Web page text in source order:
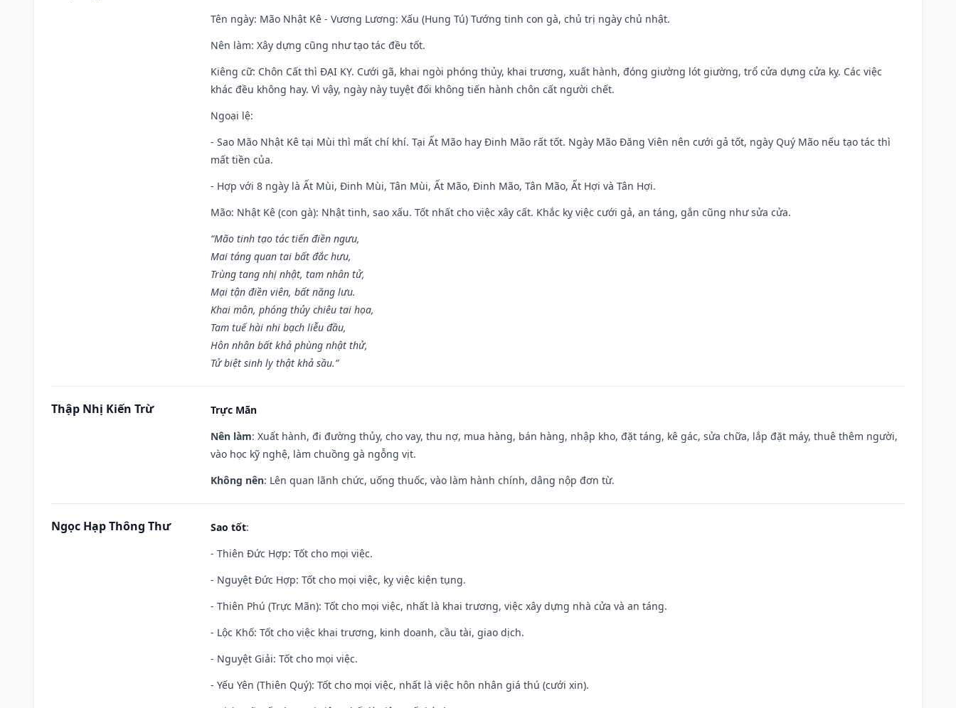
Tên ngày: Mão Nhật Kê - Vương Lương: Xấu (Hung Tú) Tướng tinh con gà, chủ trị ngày chủ nhật.
Nên làm: Xây dựng cũng như tạo tác đều tốt.
Kiêng cữ: Chôn Cất thì ĐẠI KỴ. Cưới gã, khai ngòi phóng thủy, khai trương, xuất hành, đóng giường lót giường, trổ cửa dựng cửa kỵ. Các việc
khác đều không hay. Vì vậy, ngày này tuyệt đối không tiến hành chôn cất người chết.
Ngoại lệ:
- Sao Mão Nhật Kê tại Mùi thì mất chí khí. Tại Ất Mão hay Đinh Mão rất tốt. Ngày Mão Đăng Viên nên cưới gả tốt, ngày Quý Mão nếu tạo tác thì
mất tiền của.
- Hợp với 8 ngày là Ất Mùi, Đinh Mùi, Tân Mùi, Ất Mão, Đinh Mão, Tân Mão, Ất Hợi và Tân Hợi.
Mão: Nhật Kê (con gà): Nhật tinh, sao xấu. Tốt nhất cho việc xây cất. Khắc kỵ việc cưới gả, an táng, gắn cũng như sửa cửa.
“Mão tinh tạo tác tiến điền ngưu,
Mai táng quan tai bất đắc hưu,
Trùng tang nhị nhật, tam nhân tử,
Mại tận điền viên, bất năng lưu.
Khai môn, phóng thủy chiêu tai họa,
Tam tuế hài nhi bạch liễu đầu,
Hôn nhân bất khả phùng nhật thử,
Tử biệt sinh ly thật khả sầu.”
Thập Nhị Kiến Trừ
Trực Mãn
Nên làm: Xuất hành, đi đường thủy, cho vay, thu nợ, mua hàng, bán hàng, nhập kho, đặt táng, kê gác, sửa chữa, lắp đặt máy, thuê thêm người,
vào học kỹ nghệ, làm chuồng gà ngỗng vịt.
Không nên: Lên quan lãnh chức, uống thuốc, vào làm hành chính, dâng nộp đơn từ.
Ngọc Hạp Thông Thư Sao tốt:
- Thiên Đức Hợp: Tốt cho mọi việc.
- Nguyệt Đức Hợp: Tốt cho mọi việc, kỵ việc kiện tụng.
- Thiên Phú (Trực Mãn): Tốt cho mọi việc, nhất là khai trương, việc xây dựng nhà cửa và an táng.
- Lộc Khố: Tốt cho việc khai trương, kinh doanh, cầu tài, giao dịch.
- Nguyệt Giải: Tốt cho mọi việc.
- Yếu Yên (Thiên Quý): Tốt cho mọi việc, nhất là việc hôn nhân giá thú (cưới xin).